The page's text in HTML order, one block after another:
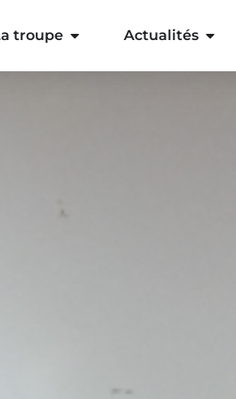
troupe Actualités